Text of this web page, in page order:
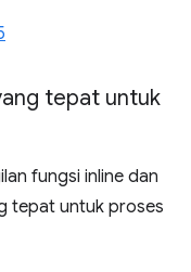
tepat untuk
fungsi inline dan
tepat untuk proses